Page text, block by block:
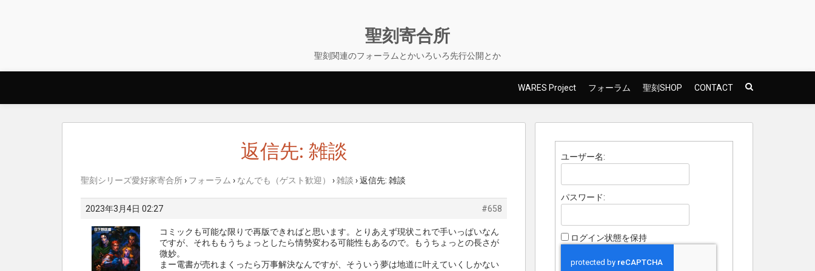
聖刻寄合所
聖刻関連のフォーラムとかいろいろ先行公開とか
WARES Project フォーラム 聖刻SHOP CONTACT
返信先: 雑談
聖刻シリーズ愛好家寄合所› フォーラム › なんでも（ゲスト歓迎） ›雑談 ›返信先: 雑談
2023年3月4日 02:27 #658
コミックも可能な限りで再版できればと思います。とりあえず現状これで手いっぱいなん
ですが、それももうちょっとしたら情勢変わる可能性もあるので。もうちょっとの長さが
微妙。
まー電書が売れまくったら万事解決なんですが、そういう夢は地道に叶えていくしかない
ユーザー名:
パスワード:
ログイン状態を保持